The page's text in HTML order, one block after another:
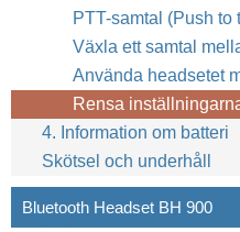
PTT-samtal (Push to
Växla ett samtal
Använda headsetet
Rensa
4. Information om batteri
Skötsel och underhåll
Bluetooth Headset BH 900